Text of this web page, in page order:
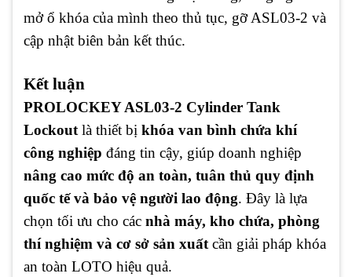
mở ổ khóa của mình theo thủ tục, gỡ ASL03-2 và
cập nhật biên bản kết thúc.
Kết luận
PROLOCKEY ASL03-2 Cylinder Tank
Lockout là thiết bị khóa van bình chứa khí
công nghiệp đáng tin cậy, giúp doanh nghiệp
nâng cao mức độ an toàn, tuân thủ quy định
quốc tế và bảo vệ người lao động. Đây là lựa
chọn tối ưu cho các nhà máy, kho chứa, phòng
thí nghiệm và cơ sở sản xuất cần giải pháp khóa
an toàn LOTO hiệu quả.